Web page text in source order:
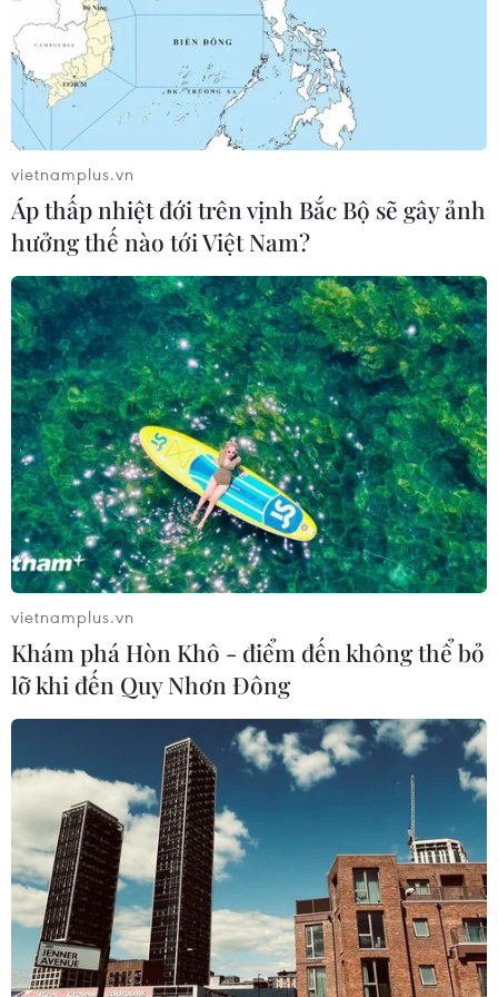
Lời tri ân nhân Ngày Báo chí Cách mạng
Việt Nam của Thông tấn xã Việt Nam
21/06/2025 11:09
Những người làm báo TTXVN sẽ cùng nhau viết tiếp
trang sử 80 năm của cơ quan Thông tấn anh hùng và
chặng đường vẻ vang 100 năm Báo chí Cách mạng Việt
Nam trong công cuộc xây dựng, phát triển đất nước.
vietnamplus.vn
Áp thấp nhiệt đới trên vịnh Bắc Bộ sẽ gây ảnh
hưởng thế nào tới Việt Nam?
vietnamplus.vn
Khám phá Hòn Khô - điểm đến không thể bỏ
lỡ khi đến Quy Nhơn Đông